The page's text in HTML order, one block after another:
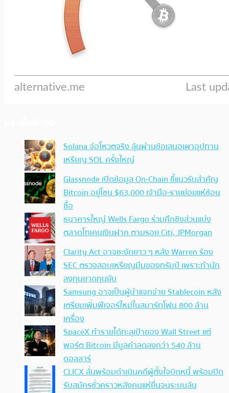
Solana จ่อโหวตจริง ลุ้นผ่านข้อเสนอเผาอุปทาน
เหรียญ SOL ครั้งใหญ่
Glassnode เปิดข้อมูล On-Chain ชี้แนวรับสำคัญ
Bitcoin อยู่โซน $63,000 เจ้ามือ-รายย่อยแห่ช้อน
ซื้อ
ธนาคารใหญ่ Wells Fargo ร่วมศึกชิงส่วนแบ่ง
ตลาดโทเคนเงินฝาก ตามรอย Citi, JPMorgan
Clarity Act อาจชะงักยาว ๆ หลัง Warren ร้อง
SEC ตรวจสอบเหรียญมีมของทรัมป์ เพราะทำนัก
ลงทุนขาดทุนยับ
Samsung อาจเป็นผู้นำแจกจ่าย Stablecoin หลัง
เตรียมเพิ่มฟีเจอร์ใหม่ในสมาร์ทโฟน 800 ล้าน
เครื่อง
SpaceX ทำรายได้ทะลุเป้าของ Wall Street แต่
พอร์ต Bitcoin มีมูลค่าลดลงกว่า 540 ล้าน
ดอลลาร์
CLICX ลั่นพร้อมดำเนินคดีผู้ตั้งใจบิดหนี้ พร้อมปิด
รับสมัครชั่วคราวหลังคนแห่ยื่นจนระบบล้น